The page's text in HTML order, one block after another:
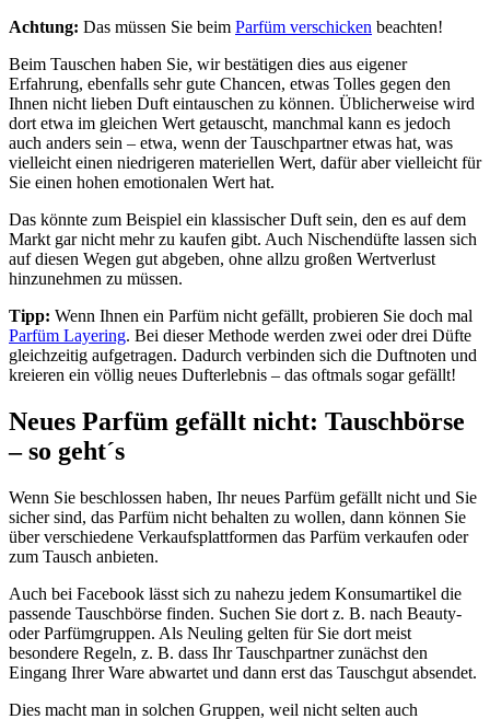
Achtung: Das müssen Sie beim Parfüm verschicken beachten!
Beim Tauschen haben Sie, wir bestätigen dies aus eigener
Erfahrung, ebenfalls sehr gute Chancen, etwas Tolles gegen den
Ihnen nicht lieben Duft eintauschen zu können. Üblicherweise wird
dort etwa im gleichen Wert getauscht, manchmal kann es jedoch
auch anders sein – etwa, wenn der Tauschpartner etwas hat, was
vielleicht einen niedrigeren materiellen Wert, dafür aber vielleicht für
Sie einen hohen emotionalen Wert hat.
Das könnte zum Beispiel ein klassischer Duft sein, den es auf dem
Markt gar nicht mehr zu kaufen gibt. Auch Nischendüfte lassen sich
auf diesen Wegen gut abgeben, ohne allzu großen Wertverlust
hinzunehmen zu müssen.
Tipp: Wenn Ihnen ein Parfüm nicht gefällt, probieren Sie doch mal
Parfüm Layering. Bei dieser Methode werden zwei oder drei Düfte
gleichzeitig aufgetragen. Dadurch verbinden sich die Duftnoten und
kreieren ein völlig neues Dufterlebnis – das oftmals sogar gefällt!
Neues Parfüm gefällt nicht: Tauschbörse
– so geht´s
Wenn Sie beschlossen haben, Ihr neues Parfüm gefällt nicht und Sie
sicher sind, das Parfüm nicht behalten zu wollen, dann können Sie
über verschiedene Verkaufsplattformen das Parfüm verkaufen oder
zum Tausch anbieten.
Auch bei Facebook lässt sich zu nahezu jedem Konsumartikel die
passende Tauschbörse finden. Suchen Sie dort z. B. nach Beauty-
oder Parfümgruppen. Als Neuling gelten für Sie dort meist
besondere Regeln, z. B. dass Ihr Tauschpartner zunächst den
Eingang Ihrer Ware abwartet und dann erst das Tauschgut absendet.
Dies macht man in solchen Gruppen, weil nicht selten auch